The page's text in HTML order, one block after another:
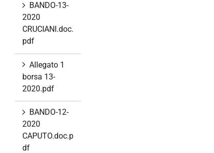
BANDO-13-
2020
CRUCIANI.doc.
pdf
Allegato 1
borsa 13-
2020.pdf
BANDO-12-
2020
CAPUTO.doc.p
df